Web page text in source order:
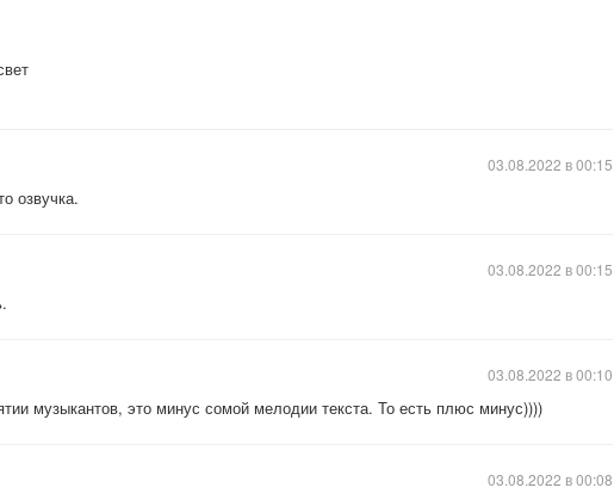
озвучка.
03.08.2022 в 00:15
03.08.2022 в 00:15
музыкантов, это минус сомой мелодии текста. То есть плюс минус))))
03.08.2022 в 00:10
03.08.2022 в 00:08